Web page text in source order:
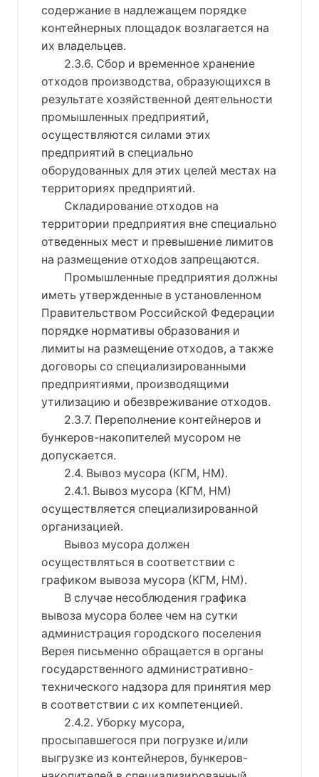
содержание в надлежащем порядке
контейнерных площадок возлагается на
их владельцев.
2.3.6. Сбор и временное хранение
отходов производства, образующихся в
результате хозяйственной деятельности
промышленных предприятий,
осуществляются силами этих
предприятий в специально
оборудованных для этих целей местах на
территориях предприятий.
Складирование отходов на
территории предприятия вне специально
отведенных мест и превышение лимитов
на размещение отходов запрещаются.
Промышленные предприятия должны
иметь утвержденные в установленном
Правительством Российской Федерации
порядке нормативы образования и
лимиты на размещение отходов, а также
договоры со специализированными
предприятиями, производящими
утилизацию и обезвреживание отходов.
2.3.7. Переполнение контейнеров и
бункеров-накопителей мусором не
допускается.
2.4. Вывоз мусора (КГМ, НМ).
2.4.1. Вывоз мусора (КГМ, НМ)
осуществляется специализированной
организацией.
Вывоз мусора должен
осуществляться в соответствии с
графиком вывоза мусора (КГМ, НМ).
В случае несоблюдения графика
вывоза мусора более чем на сутки
администрация городского поселения
Верея письменно обращается в органы
государственного административно-
технического надзора для принятия мер
в соответствии с их компетенцией.
2.4.2. Уборку мусора,
просыпавшегося при погрузке и/или
выгрузке из контейнеров, бункеров-